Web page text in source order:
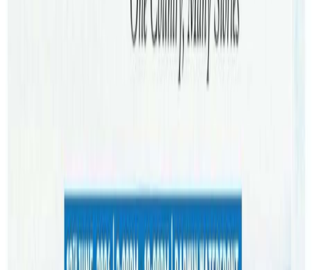
मानिस बिरामी हुनेगरेको पाइएको छ । अस्वस्थकर खानाकै कारण
बर्सेनि २ लाख ३० हजारको त मृत्यु भैरहेको छ । अस्वच्छकर एवम्
दूषित खाद्य पदार्थबाट झाडापखालादेखि क्यान्सरसम्म गरी दुई
सयभन्दा धेरै रोग लाग्ने गरेको भन्दै विश्व स्वास्थ्य सङ्गठन डब्लूएचओले
व्यस्त जीवनयापनले मानसिक स्वास्थ्यमा अर्को ठूलो समस्या पैदा
गरिदिएको छ । आराम र मनोरञ्जन नपाउँदा विश्वभर मानसिक समस्या
बिकराल बनिरहेको छ । विश्व स्वास्थ्य संगठनका अनुसार विश्वभर
हरेक ४ जनामध्ये एक जनामा कुनै न कुनै प्रकारको मानसिक स्वास्थ्य